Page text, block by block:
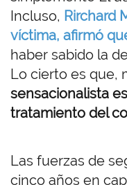
Incluso, Rirchard
víctima, afirmó
haber sabido la
Lo cierto es que,
sensacionalista
tratamiento del
Las fuerzas de
cinco años en